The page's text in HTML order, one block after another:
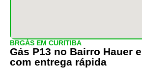
BRGÁS EM CURITIBA
Gás P13 no Bairro Hauer
com entrega rápida